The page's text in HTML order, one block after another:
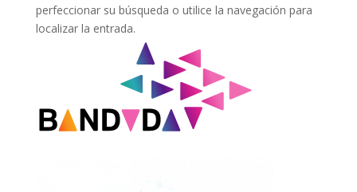
perfeccionar su búsqueda o utilice la navegación para
localizar la entrada.